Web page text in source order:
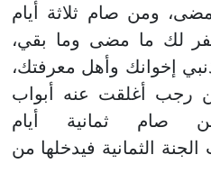
ومن صام ثلاثة أيام
لك ما مضى وما بقي،
إخوانك وأهل معرفتك،
رجب أغلقت عنه أبواب
صام ثمانية أيام
الثمانية فيدخلها من